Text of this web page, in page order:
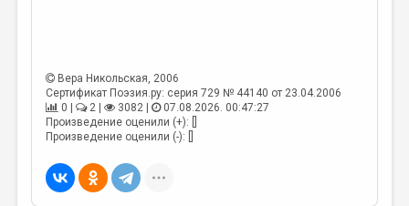
ПУБЛИЦИСТИКА
РЕЦЕНЗИРОВАНИЕ
ЦИКЛЫ ПУБЛИКАЦИЙ
ТРЕДИАКОВСКИЙ
МЕДИА
Вера Никольская, 2006
Сертификат Поэзия.ру: серия 729 № 44140 от 23.04.2006
0 |
2 | 3082 |
07.08.2026. 00:47:27
Произведение оценили (+): []
Произведение оценили (-): []